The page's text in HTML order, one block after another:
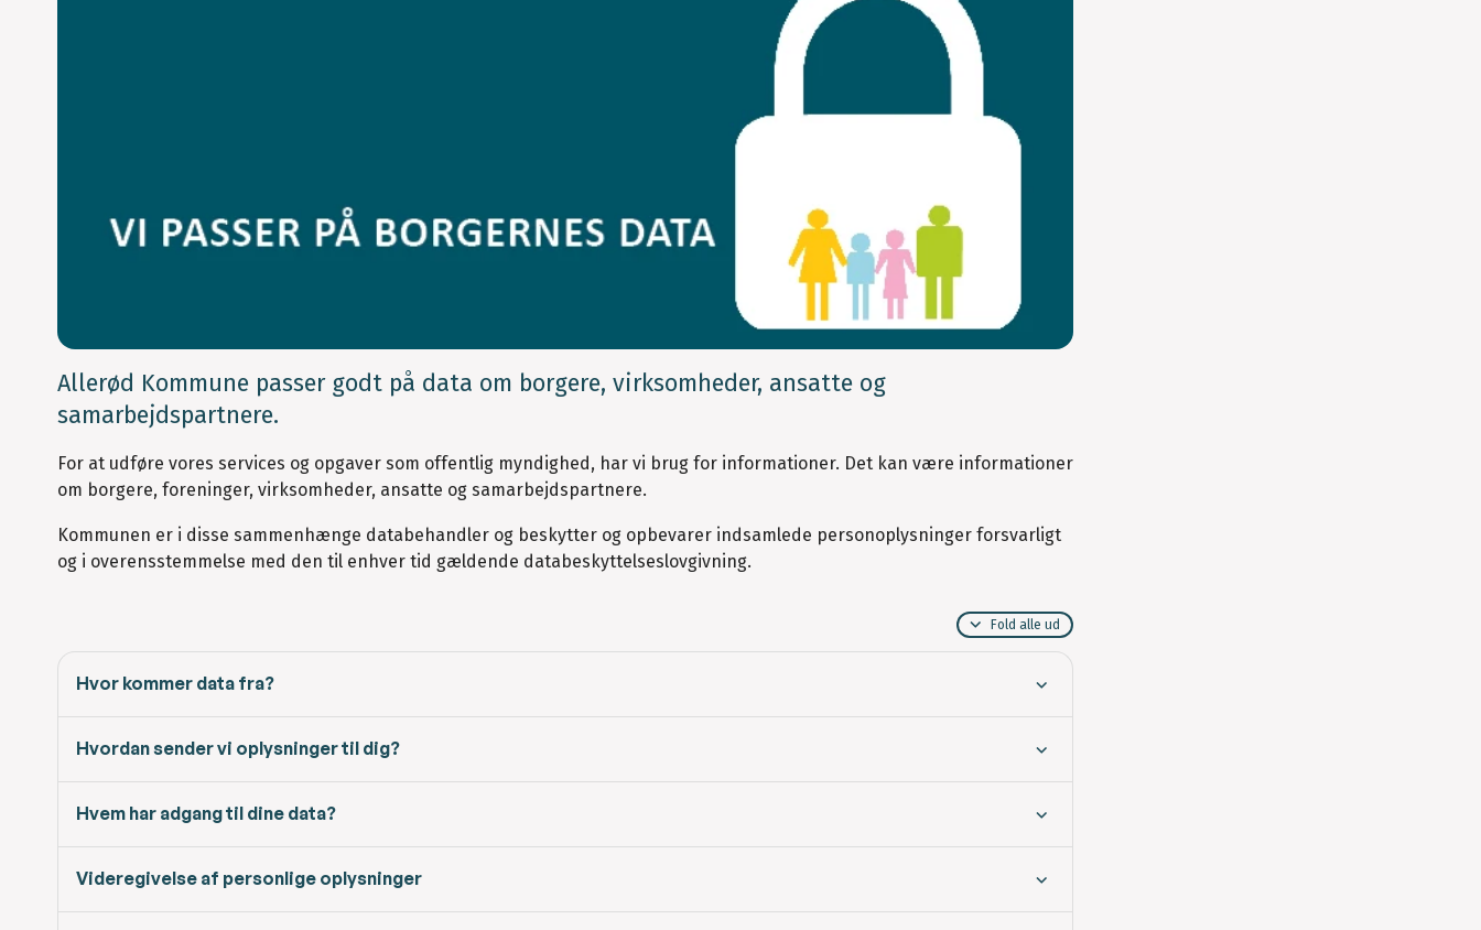
Allerød Kommune passer godt på data om borgere, virksomheder, ansatte og
samarbejdspartnere.
For at udføre vores services og opgaver som offentlig myndighed, har vi brug for informationer. Det kan være informationer
om borgere, foreninger, virksomheder, ansatte og samarbejdspartnere.
Kommunen er i disse sammenhænge databehandler og beskytter og opbevarer indsamlede personoplysninger forsvarligt
og i overensstemmelse med den til enhver tid gældende databeskyttelseslovgivning.
Fold alle ud
Hvor kommer data fra?
Hvordan sender vi oplysninger til dig?
Hvem har adgang til dine data?
Videregivelse af personlige oplysninger